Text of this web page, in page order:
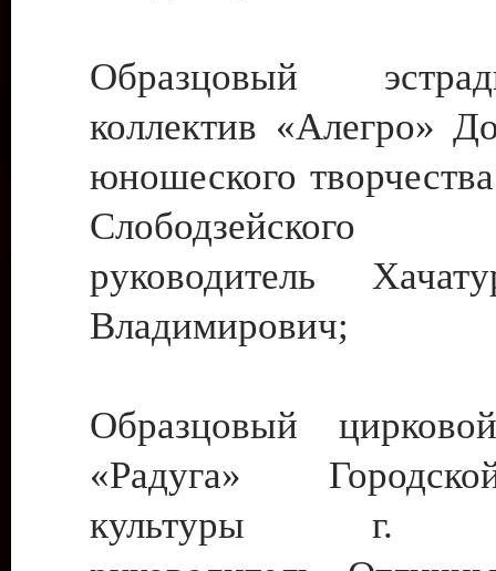
Образцовый
коллектив «Алегро»
юношеского
руководитель
Владимирович;
Образцовый
«Радуга»
культуры г.